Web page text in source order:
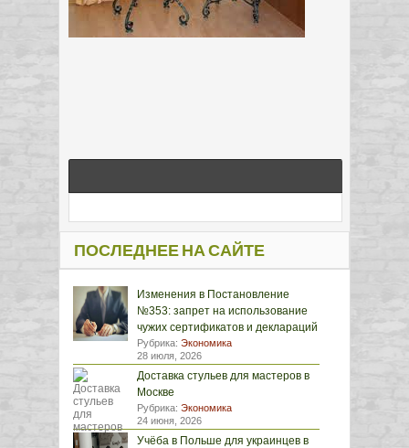
ПОСЛЕДНЕЕ НА САЙТЕ
Изменения в Постановление
№353: запрет на использование
чужих сертификатов и деклараций
Рубрика: Экономика
28 июля, 2026
Доставка стульев для мастеров в
Москве
Рубрика: Экономика
24 июня, 2026
Учёба в Польше для украинцев в